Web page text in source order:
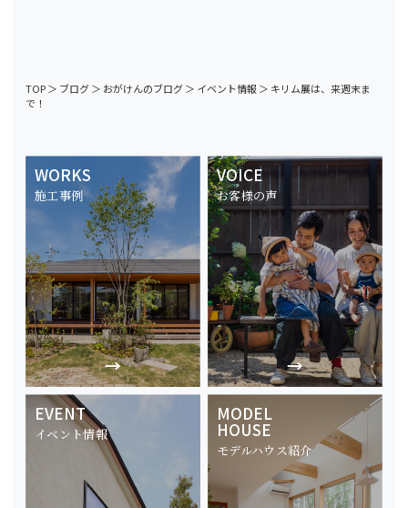
TOP＞ ブログ＞ おがけんのブログ＞ イベント情報 ＞ キリム展は、来週末ま
で！
WORKS
施工事例
VOICE
お客様の声
EVENT
イベント情報
MODEL
HOUSE
モデルハウス紹介